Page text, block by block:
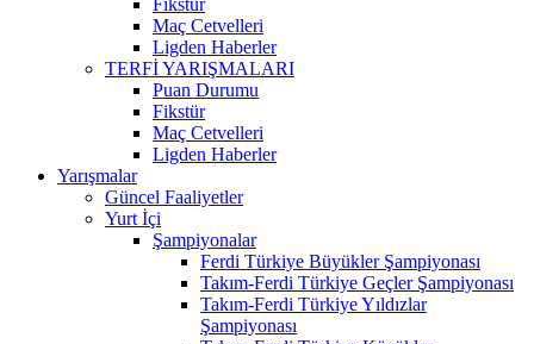
Fikstür
Maç Cetvelleri
Ligden Haberler
TERFİ YARIŞMALARI
Puan Durumu
Fikstür
Maç Cetvelleri
Ligden Haberler
Yarışmalar
Güncel Faaliyetler
Yurt İçi
Şampiyonalar
Ferdi Türkiye Büyükler Şampiyonası
Takım-Ferdi Türkiye Geçler Şampiyonası
Takım-Ferdi Türkiye Yıldızlar
Şampiyonası